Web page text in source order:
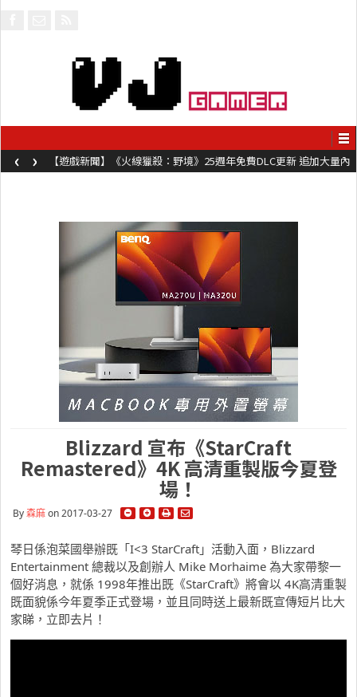
【遊戲新聞】《火線獵殺：野境》25週年免費DLC更新 追加大量內
容同時系舊作限時超平價折扣
‹ ›
Blizzard 宣布《StarCraft
Remastered》4K 高清重製版今夏登
場！
By森麻on 2017-03-27
琴日係泡菜國舉辦既「I<3 StarCraft」活動入面，Blizzard
Entertainment 總裁以及創辦人 Mike Morhaime 為大家帶黎一
個好消息，就係 1998年推出既《StarCraft》將會以 4K高清重製
既面貌係今年夏季正式登場，並且同時送上最新既宣傳短片比大
家睇，立即去片！